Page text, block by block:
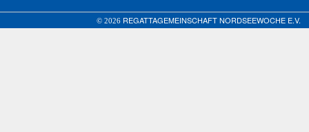
© 2026 REGATTAGEMEINSCHAFT NORDSEEWOCHE E.V.